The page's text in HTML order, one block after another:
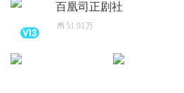
百凰司正剧社
51.91万